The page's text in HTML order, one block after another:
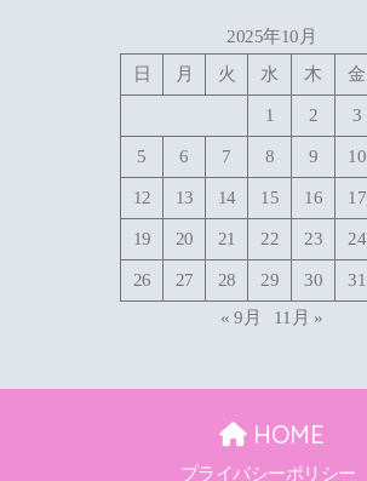
2025年10月
日
月 火 水 木 金
1 2 3
5 6 7 8 9 10
12 13 14 15 16 17
19 20 21 22 23 24
26 27 28 29 30
31
« 9月
11月 »
HOME
プライバシーポリシー